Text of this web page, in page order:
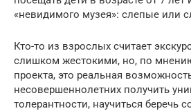
«невидимого музея»: слепые или
Кто-то из взрослых считает
слишком жестокими, но, по
проекта, это реальная
несовершеннолетних получить
толерантности, научиться беречь